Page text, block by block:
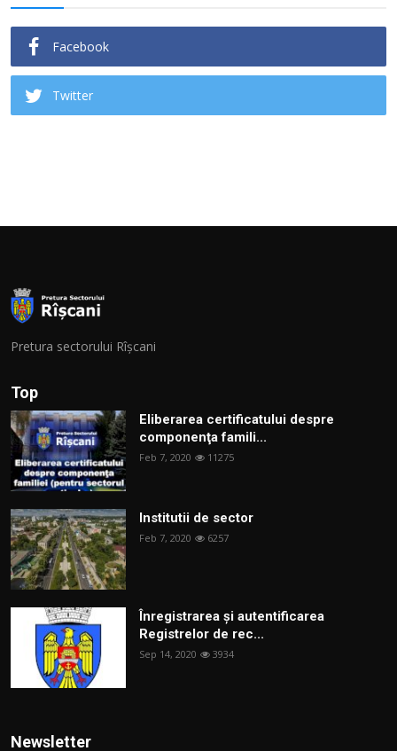
Facebook
Twitter
Pretura sectorului Rîșcani
Top
Eliberarea certificatului despre
componenţa famili...
Feb 7, 2020 11275
Institutii de sector
Feb 7, 2020 6257
Înregistrarea și autentificarea
Registrelor de rec...
Sep 14, 2020 3934
Newsletter